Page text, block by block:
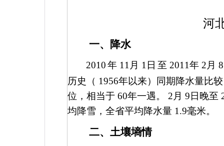
河
一、降水
2010 年 11 月 1 日 至 2011年 2 月8
历史（ 1956年以来）同期降水量比
位，相当于 60年一遇。 2 月 9 日晚至
均降雪，全省平均降水量 1.9毫米。
二、土壤墒情